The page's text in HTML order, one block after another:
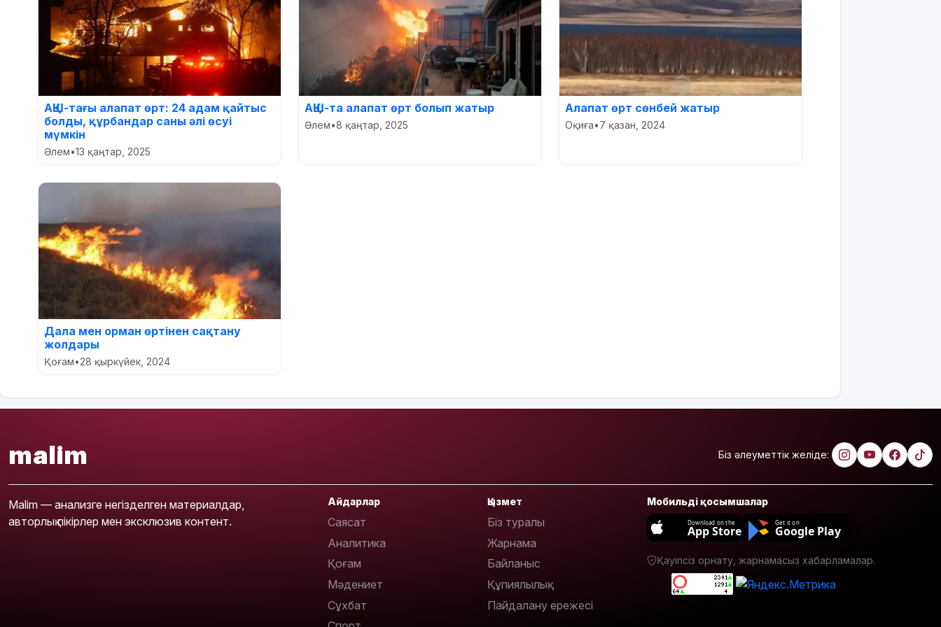
АҚШ-тағы алапат өрт: 24 адам қайтыс
болды, құрбандар саны әлі өсуі
мүмкін
Әлем•13 қаңтар, 2025
АҚШ-та алапат өрт болып жатыр
Әлем•8 қаңтар, 2025
Алапат өрт сөнбей жатыр
Оқиға•7 қазан, 2024
Дала мен орман өртінен сақтану
жолдары
Қоғам•28 қыркүйек, 2024
malim Біз әлеуметтік желіде:
Malim — анализге негізделген материалдар,
авторлық пікірлер мен эксклюзив контент.
Айдарлар
Саясат
Аналитика
Қоғам
Мәдениет
Сұхбат
Қызмет
Біз туралы
Жарнама
Байланыс
Құпиялылық
Пайдалану ережесі
Мобильді қосымшалар
Download on the
App Store
Get it on
Google Play
Қауіпсіз орнату, жарнамасыз хабарламалар.